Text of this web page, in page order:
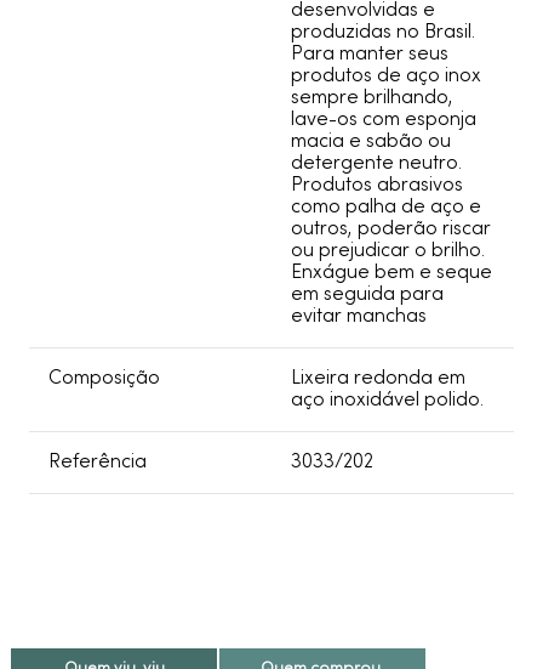
desenvolvidas e
produzidas no Brasil.
Para manter seus
produtos de aço inox
sempre brilhando,
lave-os com esponja
macia e sabão ou
detergente neutro.
Produtos abrasivos
como palha de aço e
outros, poderão riscar
ou prejudicar o brilho.
Enxágue bem e seque
em seguida para
evitar manchas
Composição
Lixeira redonda em
aço inoxidável polido.
Referência 3033/202